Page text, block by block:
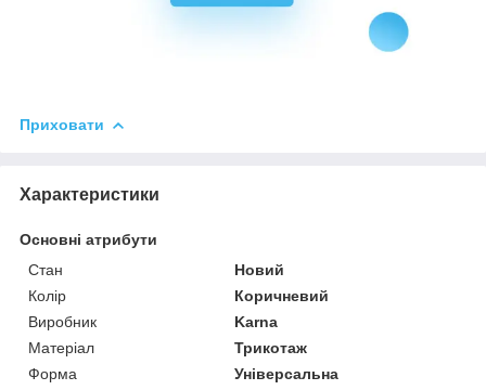
Приховати
Характеристики
Основні атрибути
Стан
Новий
Колір
Коричневий
Виробник
Karna
Матеріал
Трикотаж
Форма
Універсальна